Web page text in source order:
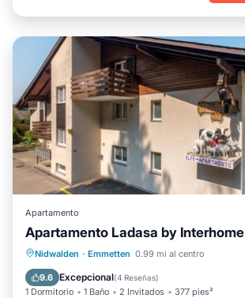
Apartamento
Apartamento Ladasa by Interhome
Nidwalden · Emmetten 0.99 mi al centro
9.6 Excepcional(4 Reseñas)
1 Dormitorio 1 Baño 2 Invitados 377 pies²
Aparcamiento
Balcón/Terraza
Cocina
Internet